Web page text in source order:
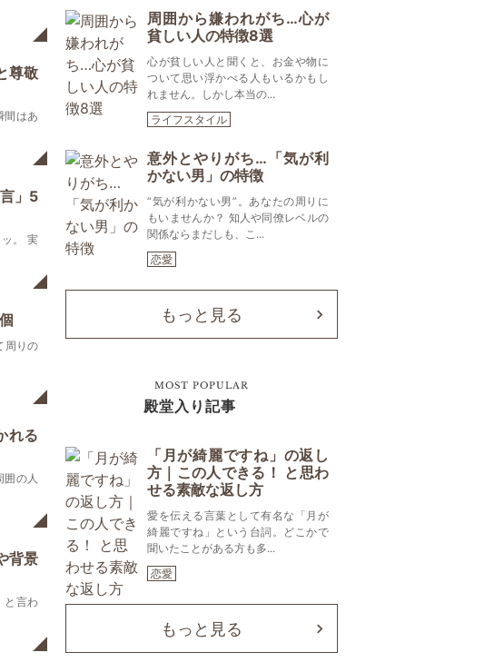
尊敬
間はあ
」5
。 実
周りの
れる
囲の人
背景
と言わ
周囲から嫌われがち…心が
貧しい人の特徴8選
心が貧しい人と聞くと、お金や物に
ついて思い浮かべる人もいるかもし
れません。しかし本当の...
ライフスタイル
意外とやりがち…「気が利
かない男」の特徴
“気が利かない男”。あなたの周りに
もいませんか？ 知人や同僚レベルの
関係ならまだしも、こ...
恋愛
もっと見る
MOST POPULAR
殿堂入り記事
「月が綺麗ですね」の返し
方｜この人できる！ と思わ
せる素敵な返し方
愛を伝える言葉として有名な「月が
綺麗ですね」という台詞。どこかで
聞いたことがある方も多...
恋愛
もっと見る